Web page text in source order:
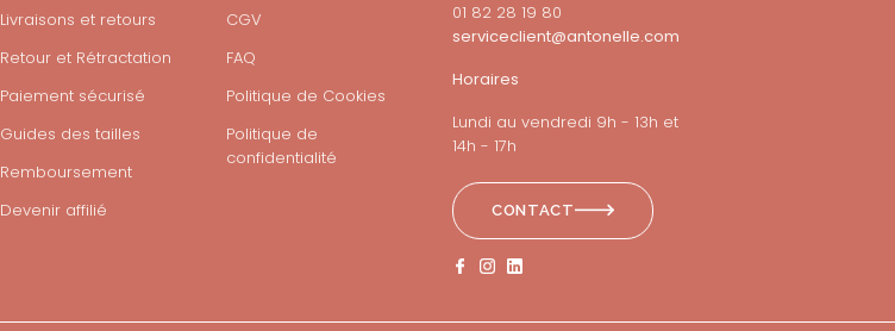
01 82 28 19 80
serviceclient@antonelle.com
Horaires
Lundi au vendredi 9h - 13h et
14h - 17h
CONTACT
Livraisons et retours
Retour et Rétractation
Paiement sécurisé
Guides des tailles
Remboursement
Devenir affilié
CGV
FAQ
Politique de Cookies
Politique de
confidentialité